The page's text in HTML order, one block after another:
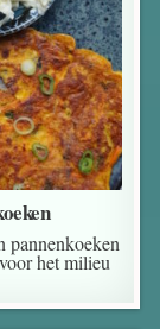
pannenkoeken
het milieu